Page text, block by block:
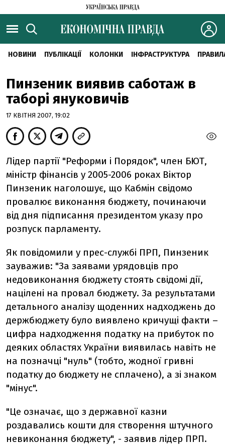
НОВИНИ ПУБЛІКАЦІЇ КОЛОНКИ ІНФРАСТРУКТУРА
Пинзеник виявив саботаж в
таборі януковичів
17 КВІТНЯ 2007, 19:02
Лідер партії "Реформи і Порядок", член БЮТ,
міністр фінансів у 2005-2006 роках Віктор
Пинзеник наголошує, що Кабмін свідомо
провалює виконання бюджету, починаючи
від дня підписання президентом указу про
розпуск парламенту.
Як повідомили у прес-службі ПРП, Пинзеник
зауважив: "За заявами урядовців про
недовиконання бюджету стоять свідомі дії,
націлені на провал бюджету. За результатами
детального аналізу щоденних надходжень до
держбюджету було виявлено кричущі факти –
цифра надходження податку на прибуток по
деяких областях України виявилась навіть не
на позначці "нуль" (тобто, жодної гривні
податку до бюджету не сплачено), а зі знаком
"мінус".
"Це означає, що з державної казни
роздавались кошти для створення штучного
невиконання бюджету", - заявив лідер ПРП.